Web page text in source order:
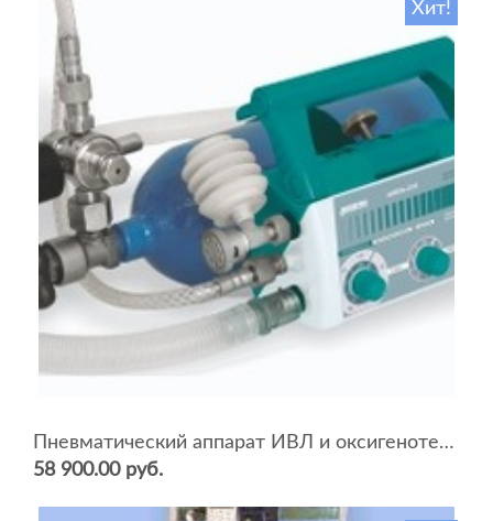
Хит!
Пневматический аппарат ИВЛ и оксигенотерапии портативный АИВЛп-2/20-«ТМТ»
58 900.00 руб.